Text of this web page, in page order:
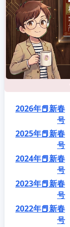
2026年📕新春
号
2025年📕新春
号
2024年📕新春
号
2023年📕新春
号
2022年📕新春
号